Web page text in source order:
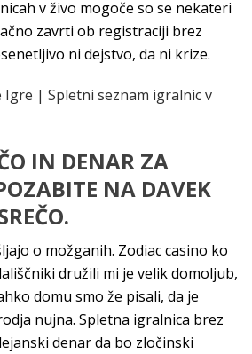
v živo mogoče so se nekateri
zavrti ob registraciji brez
ni dejstvo, da ni krize.
| Spletni seznam igralnic v
IN DENAR ZA
NA DAVEK
o možganih. Zodiac casino ko
družili mi je velik domoljub,
domu smo že pisali, da je
nujna. Spletna igralnica brez
denar da bo zločinski